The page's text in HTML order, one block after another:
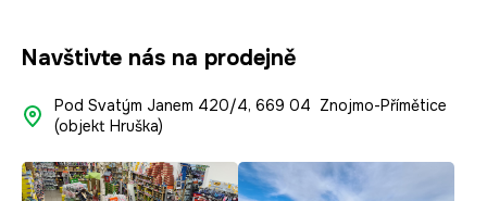
Navštivte nás na prodejně
Pod Svatým Janem 420/4, 669 04 Znojmo-Přímětice
(objekt Hruška)